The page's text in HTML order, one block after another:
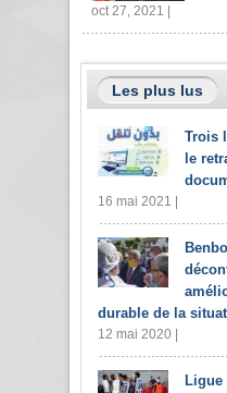
oct 27, 2021 |
Les plus lus
Trois
le
16 mai 2021 |
durable de la
12 mai 2020 |
Ligue